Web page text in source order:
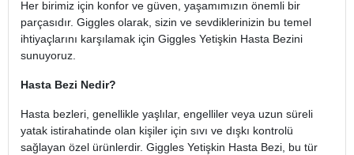
Her birimiz için konfor ve güven, yaşamımızın önemli bir
parçasıdır. Giggles olarak, sizin ve sevdiklerinizin bu temel
ihtiyaçlarını karşılamak için Giggles Yetişkin Hasta Bezini
sunuyoruz.
Hasta Bezi Nedir?
Hasta bezleri, genellikle yaşlılar, engelliler veya uzun süreli
yatak istirahatinde olan kişiler için sıvı ve dışkı kontrolü
sağlayan özel ürünlerdir. Giggles Yetişkin Hasta Bezi, bu tür